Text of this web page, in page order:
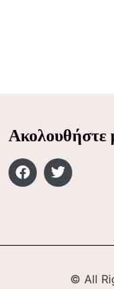
Ακολουθήστε
© All